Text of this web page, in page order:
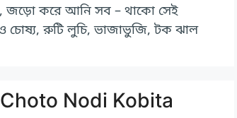
জড়ো করে আনি সব – থাকো সেই
চোষ্য, রুটি লুচি, ভাজাভুজি, টক ঝাল
Choto Nodi Kobita